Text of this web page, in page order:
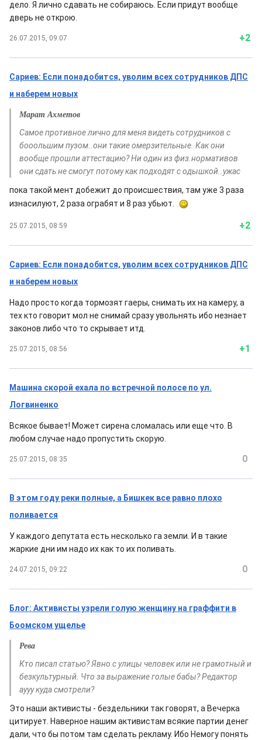
дело. Я лично сдавать не собираюсь. Если придут вообще
дверь не открою.
26.07.2015, 09:07 +2
Сариев: Если понадобится, уволим всех сотрудников ДПС
и наберем новых
Марат Ахметов
Самое противное лично для меня видеть сотрудников с
бооольшим пузом..они такие омерзительные. Как они
вообще прошли аттестацию? Ни один из физ.нормативов
они сдать не смогут потому как подходят с одышкой..ужас
пока такой мент добежит до происшествия, там уже 3 раза
изнасилуют, 2 раза ограбят и 8 раз убьют.
25.07.2015, 08:59 +2
Сариев: Если понадобится, уволим всех сотрудников ДПС
и наберем новых
Надо просто когда тормозят гаеры, снимать их на камеру, а
тех кто говорит мол не снимай сразу увольнять ибо незнает
законов либо что то скрывает итд.
25.07.2015, 08:56 +1
Машина скорой ехала по встречной полосе по ул.
Логвиненко
Всякое бывает! Может сирена сломалась или еще что. В
любом случае надо пропустить скорую.
25.07.2015, 08:35 0
В этом году реки полные, а Бишкек все равно плохо
поливается
У каждого депутата есть несколько га земли. И в такие
жаркие дни им надо их как то их поливать.
24.07.2015, 09:22 0
Блог: Активисты узрели голую женщину на граффити в
Боомском ущелье
Рева
Кто писал статью? Явно с улицы человек или не грамотный и
безкультурный. Что за выражение голые бабы? Редактор
аууу куда смотрели?
Это наши активисты - бездельники так говорят, а Вечерка
цитирует. Наверное нашим активистам всякие партии денег
дали, что бы потом там сделать рекламу. Ибо Немогу понять